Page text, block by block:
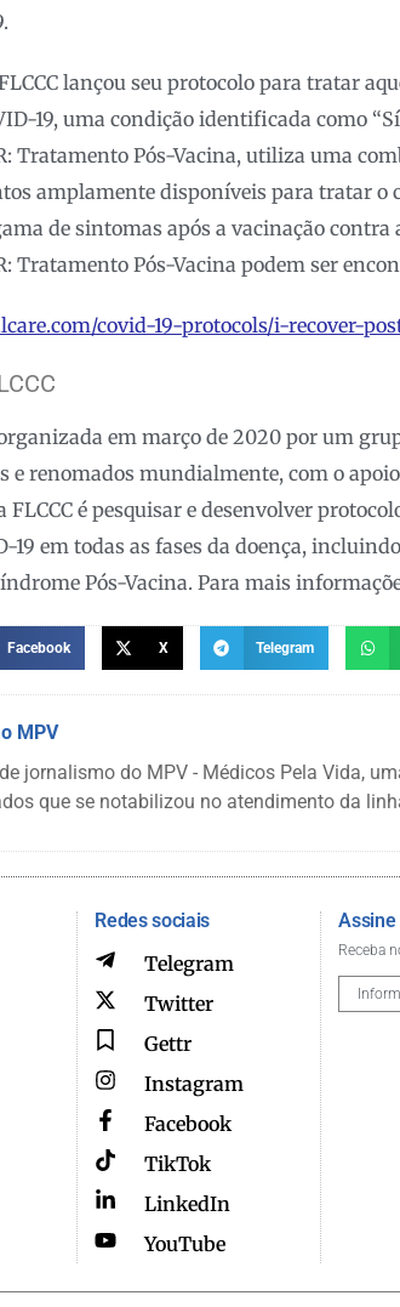
lançou seu protocolo para tratar
19, uma condição identificada como
Tratamento Pós-Vacina, utiliza uma
amplamente disponíveis para tratar o
de sintomas após a vacinação contra
Tratamento Pós-Vacina podem ser
covid-19-protocols/i-recover-
em março de 2020 por um
e renomados mundialmente, com o
é pesquisar e desenvolver
19 em todas as fases da doença,
Pós-Vacina. Para mais
Facebook X Telegram
MPV
jornalismo do MPV - Médicos Pela Vida,
que se notabilizou no atendimento da
Redes sociais
Telegram
Twitter
Gettr
Instagram
Facebook
TikTok
LinkedIn
YouTube
Assine
Receba